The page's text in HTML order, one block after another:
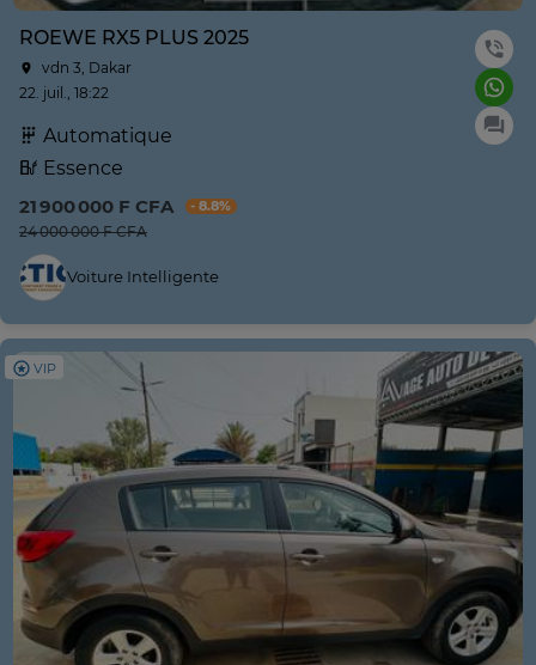
ROEWE RX5 PLUS 2025
vdn 3, Dakar
22. juil., 18:22
Automatique
Essence
21 900 000 F CFA
- 8.8%
24 000 000 F CFA
Voiture Intelligente
VIP